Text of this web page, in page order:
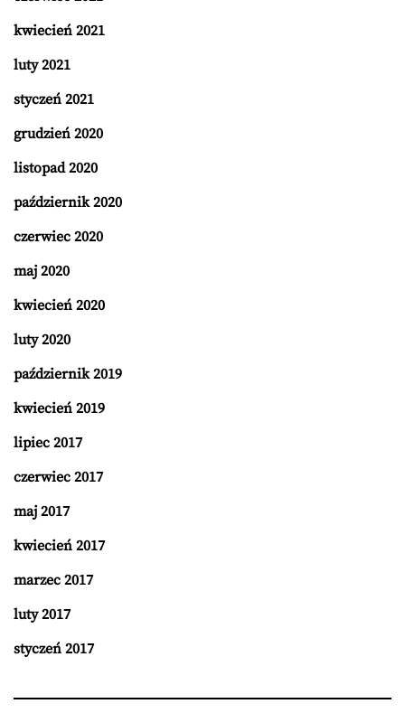
kwiecień 2021
luty 2021
styczeń 2021
grudzień 2020
listopad 2020
październik 2020
czerwiec 2020
maj 2020
kwiecień 2020
luty 2020
październik 2019
kwiecień 2019
lipiec 2017
czerwiec 2017
maj 2017
kwiecień 2017
marzec 2017
luty 2017
styczeń 2017